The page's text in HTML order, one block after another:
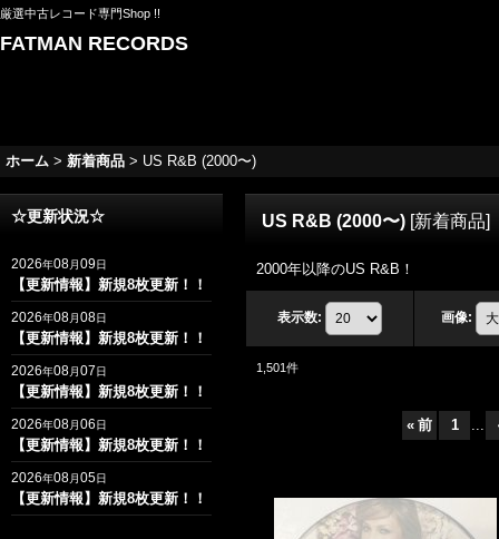
厳選中古レコード専門Shop !!
FATMAN RECORDS
ホーム > 新着商品 > US R&B (2000〜)
☆更新状況☆
2026年08月09日
【更新情報】新規8枚更新！！
2026年08月08日
【更新情報】新規8枚更新！！
2026年08月07日
【更新情報】新規8枚更新！！
2026年08月06日
【更新情報】新規8枚更新！！
2026年08月05日
【更新情報】新規8枚更新！！
US R&B (2000〜) [新着商品]
2000年以降のUS R&B！
表示数: 画像:
1,501件
« 前 1 ...